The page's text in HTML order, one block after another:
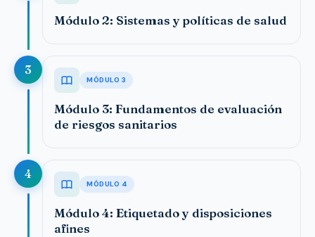
Módulo 2: Sistemas y políticas de salud
3
MÓDULO 3
Módulo 3: Fundamentos de evaluación
de riesgos sanitarios
4
MÓDULO 4
Módulo 4: Etiquetado y disposiciones
afines